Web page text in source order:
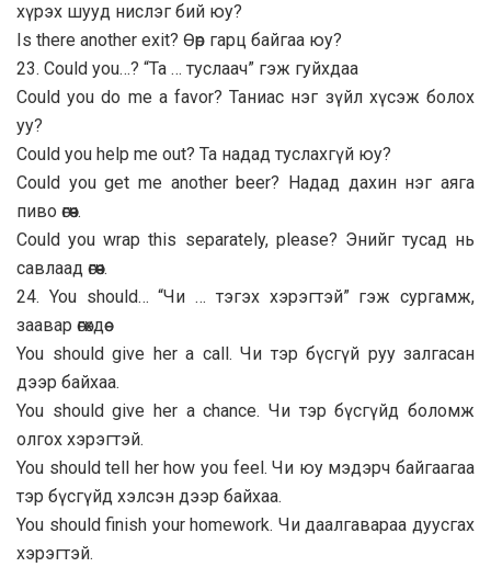
хүрэх шууд нислэг бий юу?
Is there another exit? Өөр гарц байгаа юу?
23. Could you…? “Та … туслаач” гэж гуйхдаа
Could you do me a favor? Таниас нэг зүйл хүсэж болох
уу?
Could you help me out? Та надад туслахгүй юу?
Could you get me another beer? Надад дахин нэг аяга
пиво өгөөч.
Could you wrap this separately, please? Энийг тусад нь
савлаад өгөөч.
24. You should… “Чи … тэгэх хэрэгтэй” гэж сургамж,
заавар өгөхдөө
You should give her a call. Чи тэр бүсгүй руу залгасан
дээр байхаа.
You should give her a chance. Чи тэр бүсгүйд боломж
олгох хэрэгтэй.
You should tell her how you feel. Чи юу мэдэрч байгаагаа
тэр бүсгүйд хэлсэн дээр байхаа.
You should finish your homework. Чи даалгавараа дуусгах
хэрэгтэй.